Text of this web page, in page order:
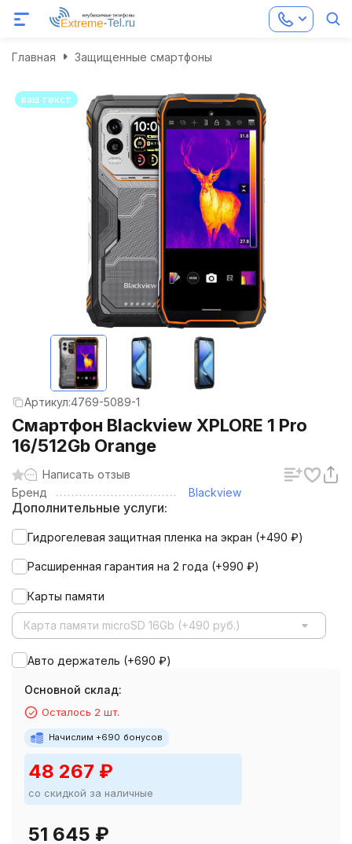
Главная Защищенные смартфоны
ваш текст
Артикул:4769-5089-1
Смартфон Blackview XPLORE 1 Pro
16/512Gb Orange
Написать отзыв
Бренд
Blackview
Дополнительные услуги:
Гидрогелевая защитная пленка на экран (+490 ₽)
Расширенная гарантия на 2 года (+990 ₽)
Карты памяти
Карта памяти microSD 16Gb (+490 руб.)
Авто держатель (+690 ₽)
Основной склад:
Осталось 2 шт.
Начислим +690 бонусов
48 267 ₽
со скидкой за наличные
51 645 ₽